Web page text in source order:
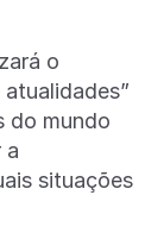
o
do mundo
a
situações